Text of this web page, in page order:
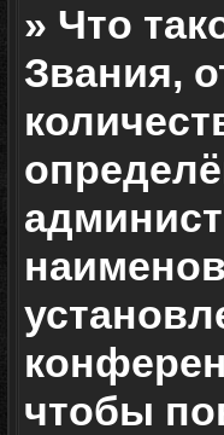
» Что
Звания,
чтобы